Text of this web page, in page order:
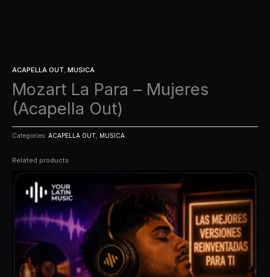
ACAPELLA OUT, MUSICA
Mozart La Para – Mujeres
(Acapella Out)
Categories: ACAPELLA OUT MUSICA
Related products